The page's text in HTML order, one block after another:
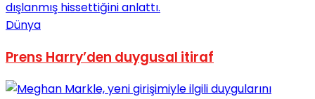
Dünya
Prens Harry’den duygusal itiraf